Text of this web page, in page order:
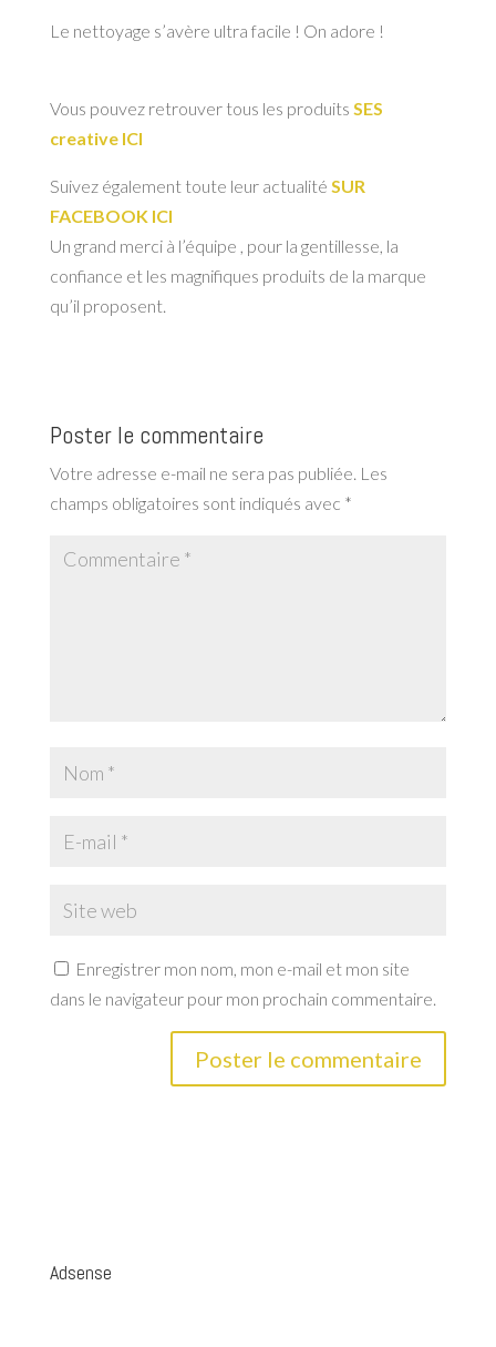
Le nettoyage s’avère ultra facile ! On adore !
Vous pouvez retrouver tous les produits SES
creative ICI
Suivez également toute leur actualité SUR
FACEBOOK ICI
Un grand merci à l’équipe , pour la gentillesse, la
confiance et les magnifiques produits de la marque
qu’il proposent.
Poster le commentaire
Votre adresse e-mail ne sera pas publiée. Les
champs obligatoires sont indiqués avec *
Enregistrer mon nom, mon e-mail et mon site
dans le navigateur pour mon prochain commentaire.
Adsense